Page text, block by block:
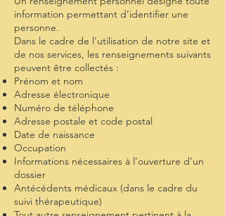
information permettant d’identifier une
personne.
Dans le cadre de l’utilisation de notre site et
de nos services, les renseignements suivants
peuvent être collectés :
Prénom et nom
Adresse électronique
Numéro de téléphone
Adresse postale et code postal
Date de naissance
Occupation
Informations nécessaires à l’ouverture d’un
dossier
Antécédents médicaux (dans le cadre du
suivi thérapeutique)